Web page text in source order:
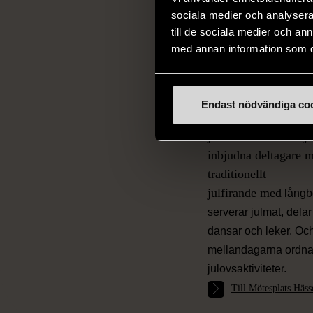
sociala medier och
till de sociala medier och
med annan information som
Endast nödvändiga
Under december
pyntar vi
Veckan innan
inbjudna deltagare
traditionellt
julfirande med
serverar julmat,
dansar och leker.
mellandagarna
julovsaktiviteter.
Till Mötesplats
JUL I